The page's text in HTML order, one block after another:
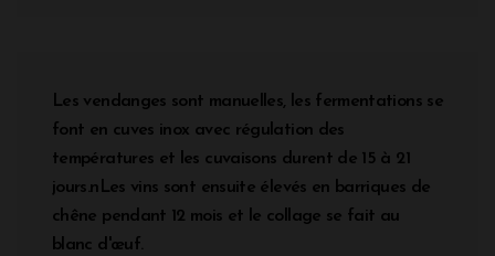
Les vendanges sont manuelles, les fermentations se
font en cuves inox avec régulation des
températures et les cuvaisons durent de 15 à 21
jours.nLes vins sont ensuite élevés en barriques de
chêne pendant 12 mois et le collage se fait au
blanc d'œuf.